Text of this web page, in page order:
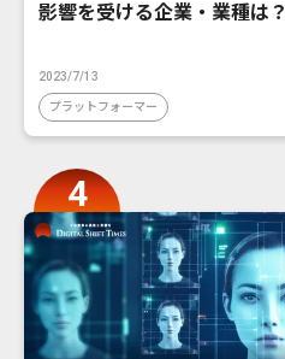
影響を受ける企業・業種は？
2023/7/13
プラットフォーマー